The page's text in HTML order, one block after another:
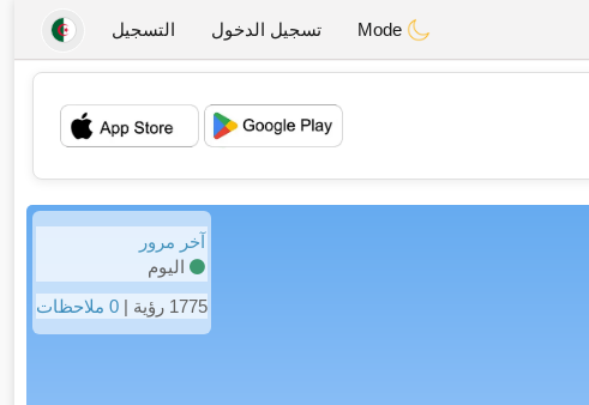
تسجيل الدخول التسجيل
💖
آخر مرور
اليوم
1775 رؤية |
0 ملاحظات